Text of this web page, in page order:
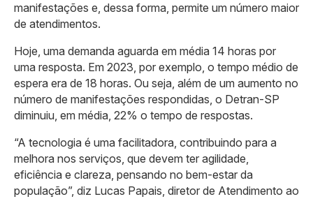
manifestações e, dessa forma, permite um número maior
de atendimentos.
Hoje, uma demanda aguarda em média 14 horas por
uma resposta. Em 2023, por exemplo, o tempo médio de
espera era de 18 horas. Ou seja, além de um aumento no
número de manifestações respondidas, o Detran-SP
diminuiu, em média, 22% o tempo de respostas.
“A tecnologia é uma facilitadora, contribuindo para a
melhora nos serviços, que devem ter agilidade,
eficiência e clareza, pensando no bem-estar da
população”, diz Lucas Papais, diretor de Atendimento ao